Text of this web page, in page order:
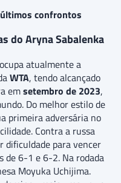
confrontos
do Aryna Sabalenka
ocupa atualmente a
WTA, tendo alcançado
emsetembro de 2023,
Do melhor estilo de
primeira adversária no
Contra a russa
dificuldade para vencer
de 6-1 e 6-2. Na rodada
Moyuka Uchijima.